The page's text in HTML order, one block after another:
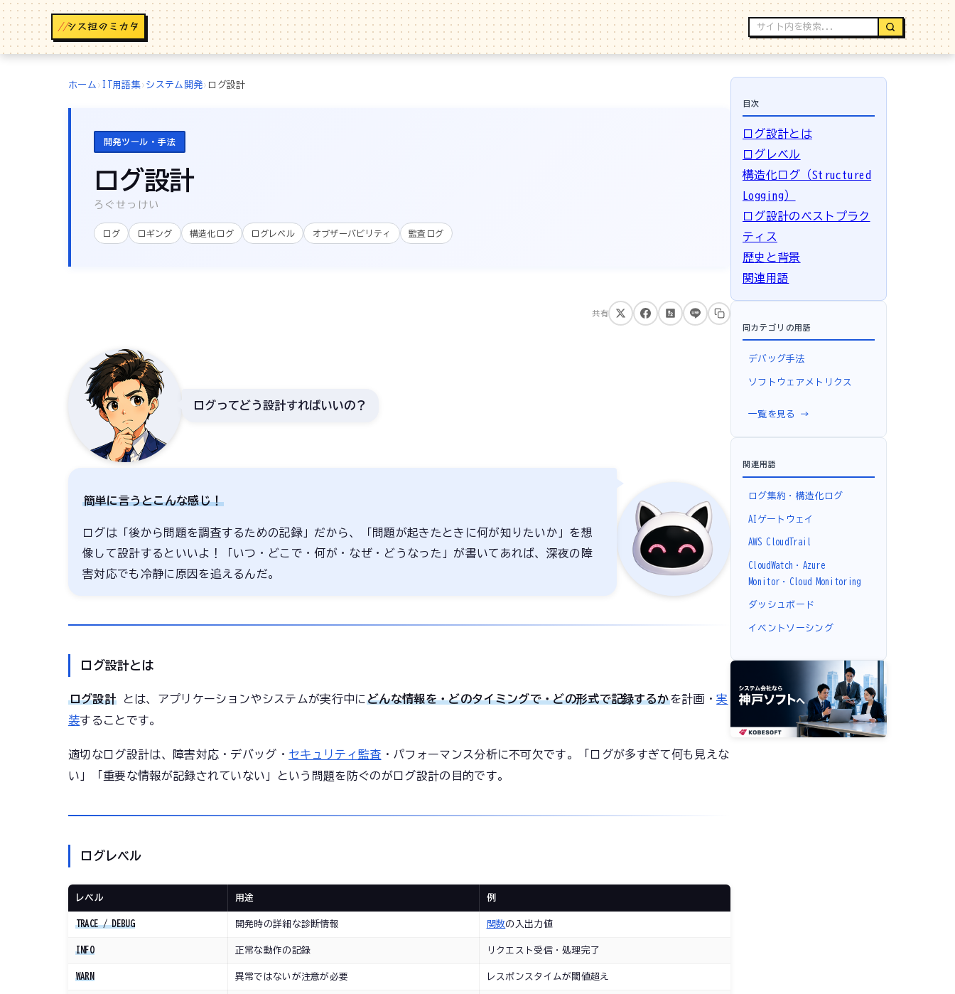
//
ホーム › IT用語集› システム開発› ログ設計
開発ツール・手法
ログ設計
ろぐせっけい
ログ ロギング 構造化ログ ログレベル オブザーバビリティ 監査ログ
共有
ログってどう設計すればいいの？
簡単に言うとこんな感じ！
ログは「後から問題を調査するための記録」だから、「問題が起きたときに何が知りたいか」を想
像して設計するといいよ！「いつ・どこで・何が・なぜ・どうなった」が書いてあれば、深夜の障
害対応でも冷静に原因を追えるんだ。
ログ設計とは
ログ設計 とは、アプリケーションやシステムが実行中に どんな情報を・どのタイミングで・どの形式で記録するかを計画・実
装することです。
適切なログ設計は、障害対応・デバッグ・ セキュリティ監査 ・パフォーマンス分析に不可欠です。「ログが多すぎて何も見えな
い」「重要な情報が記録されていない」という問題を防ぐのがログ設計の目的です。
ログレベル
レベル 用途 例
TRACE / DEBUG 開発時の詳細な診断情報 関数の入出力値
INFO 正常な動作の記録 リクエスト受信・処理完了
WARN 異常ではないが注意が必要 レスポンスタイムが閾値超え
目次
ログ設計とは
ログレベル
構造化ログ（Structured
Logging）
ログ設計のベストプラク
ティス
歴史と背景
関連用語
同カテゴリの用語
デバッグ手法
ソフトウェアメトリクス
一覧を見る →
関連用語
ログ集約・構造化ログ
AIゲートウェイ
AWS CloudTrail
CloudWatch・Azure
Monitor・Cloud Monitoring
ダッシュボード
イベントソーシング